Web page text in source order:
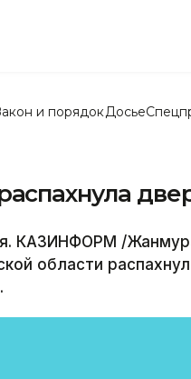
и порядок Досье
КАЗИНФОРМ /
области